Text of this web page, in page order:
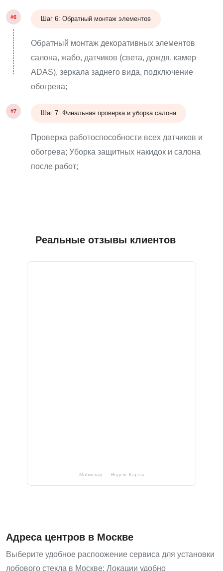
#6 Шаг 6: Обратный монтаж элементов
Обратный монтаж декоративных элементов
салона, жабо, датчиков (света, дождя, камер
ADAS), зеркала заднего вида, подключение
обогрева;
#7 Шаг 7: Финальная проверка и уборка салона
Проверка работоспособности всех датчиков и
обогрева; Уборка защитных накидок и салона
после работ;
Реальные отзывы клиентов
Мобискар — Яндекс.Карты
Адреса центров в Москве
Выберите удобное распоожение сервиса для установки
лобового стекла в Москве: Локации удобно